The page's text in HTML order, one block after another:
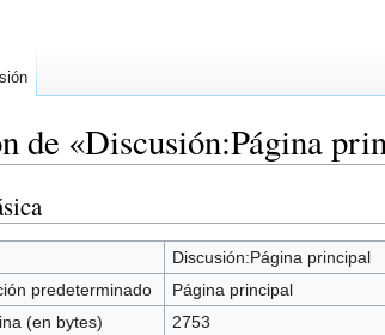
de «Discusión:Página
Discusión:Página principal
predeterminado
Página principal
(en bytes)
2753